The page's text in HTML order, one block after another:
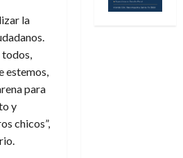
la
todos,
estemos,
para
y
chicos”,